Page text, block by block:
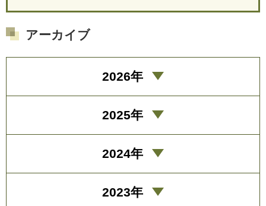
アーカイブ
2026年
2025年
2024年
2023年